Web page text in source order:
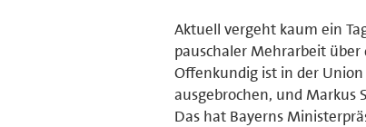
Aktuell vergeht kaum ein
pauschaler Mehrarbeit
Offenkundig ist in der
ausgebrochen, und Markus
Das hat Bayerns